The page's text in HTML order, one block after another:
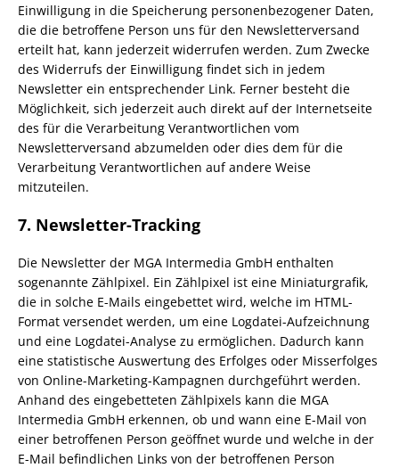
Einwilligung in die Speicherung personenbezogener Daten,
die die betroffene Person uns für den Newsletterversand
erteilt hat, kann jederzeit widerrufen werden. Zum Zwecke
des Widerrufs der Einwilligung findet sich in jedem
Newsletter ein entsprechender Link. Ferner besteht die
Möglichkeit, sich jederzeit auch direkt auf der Internetseite
des für die Verarbeitung Verantwortlichen vom
Newsletterversand abzumelden oder dies dem für die
Verarbeitung Verantwortlichen auf andere Weise
mitzuteilen.
7. Newsletter-Tracking
Die Newsletter der MGA Intermedia GmbH enthalten
sogenannte Zählpixel. Ein Zählpixel ist eine Miniaturgrafik,
die in solche E-Mails eingebettet wird, welche im HTML-
Format versendet werden, um eine Logdatei-Aufzeichnung
und eine Logdatei-Analyse zu ermöglichen. Dadurch kann
eine statistische Auswertung des Erfolges oder Misserfolges
von Online-Marketing-Kampagnen durchgeführt werden.
Anhand des eingebetteten Zählpixels kann die MGA
Intermedia GmbH erkennen, ob und wann eine E-Mail von
einer betroffenen Person geöffnet wurde und welche in der
E-Mail befindlichen Links von der betroffenen Person